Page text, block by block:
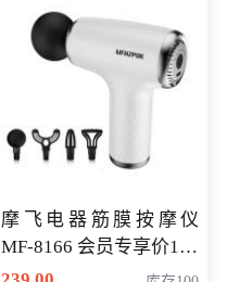
摩飞电器筋膜按摩仪
MF-8166 会员专享价168
元